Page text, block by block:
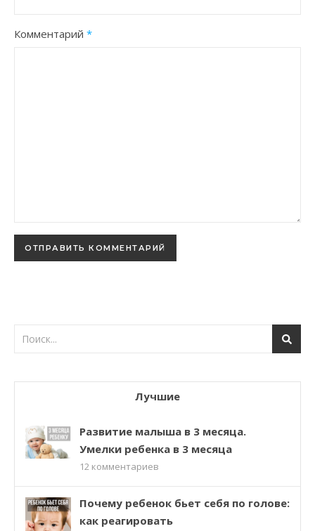
Комментарий *
Лучшие
Развитие малыша в 3 месяца.
Умелки ребенка в 3 месяца
12 комментариев
Почему ребенок бьет себя по голове:
как реагировать